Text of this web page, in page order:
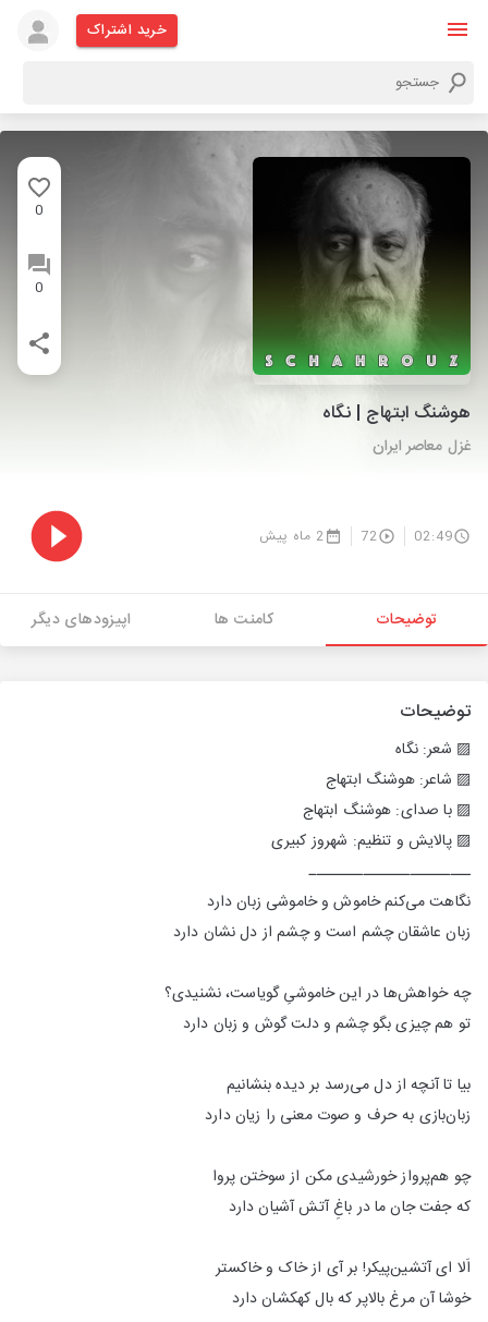
خرید اشتراک
0
0
هوشنگ ابتهاج | نگاه
غزل معاصر ایران
02:49
72 2 ماه پیش
توضیحات کامنت ها اپیزودهای دیگر
توضیحات
▨ شعر: نگاه
▨ شاعر: هوشنگ ابتهاج
▨ با صدای: هوشنگ ابتهاج
▨ پالایش و تنظیم: شهروز کبیری
ــــــــــــــــــــــــ
نگاهت می‌کنم خاموش و خاموشی زبان دارد
زبان عاشقان چشم است و چشم از دل نشان دارد
چه خواهش‌ها در این خاموشیِ گویاست، نشنیدی؟
تو هم چیزی بگو چشم و دلت گوش و زبان دارد
بیا تا آنچه از دل می‌رسد بر دیده بنشانیم
زبان‌بازی به حرف و صوت معنی را زیان دارد
چو هم‌پرواز خورشیدی مکن از سوختن پروا
که جفت جان ما در باغِ آتش آشیان دارد
اَلا ای آتشین‌پیکر! بر آی از خاک و خاکستر
خوشا آن مرغ بالاپر که بال کهکشان دارد